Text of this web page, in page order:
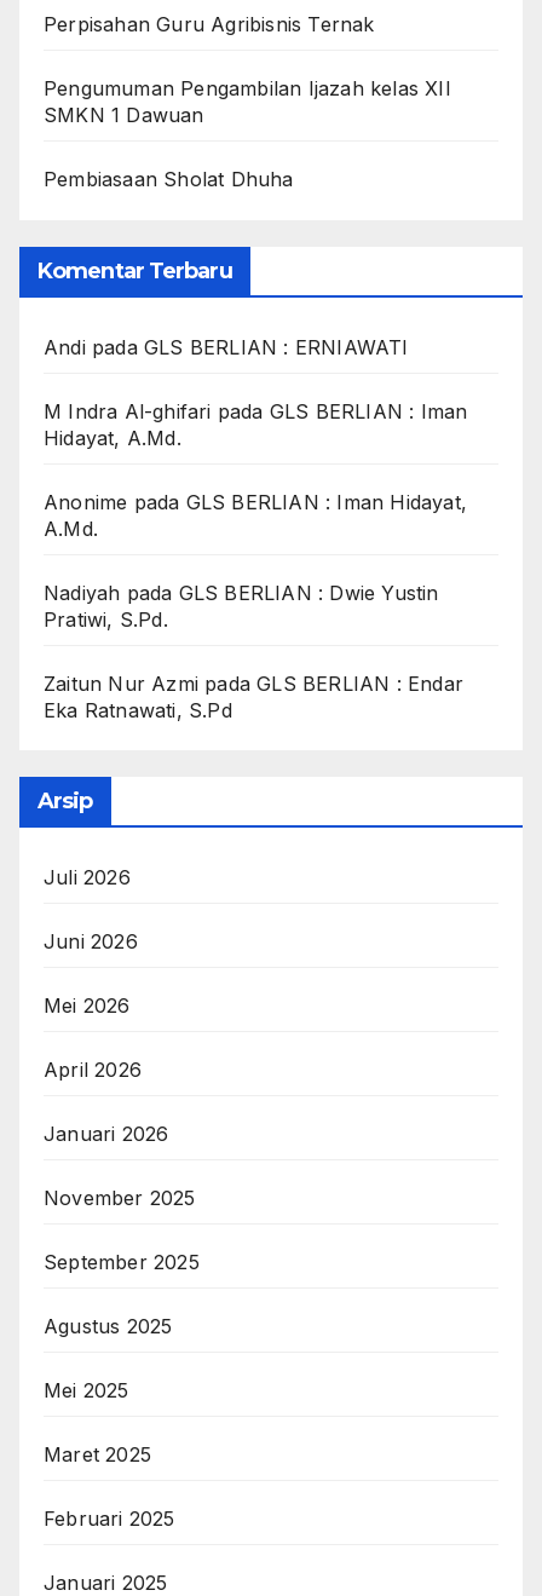
Perpisahan Guru Agribisnis Ternak
Pengumuman Pengambilan Ijazah kelas XII
SMKN 1 Dawuan
Pembiasaan Sholat Dhuha
Komentar Terbaru
AndipadaGLS BERLIAN : ERNIAWATI
M Indra Al-ghifari pada GLS BERLIAN : Iman
Hidayat, A.Md.
Anonime pada GLS BERLIAN : Iman Hidayat,
A.Md.
Nadiyah pada GLS BERLIAN : Dwie Yustin
Pratiwi, S.Pd.
Zaitun Nur Azmi padaGLS BERLIAN : Endar
Eka Ratnawati, S.Pd
Arsip
Juli 2026
Juni 2026
Mei 2026
April 2026
Januari 2026
November 2025
September 2025
Agustus 2025
Mei 2025
Maret 2025
Februari 2025
Januari 2025